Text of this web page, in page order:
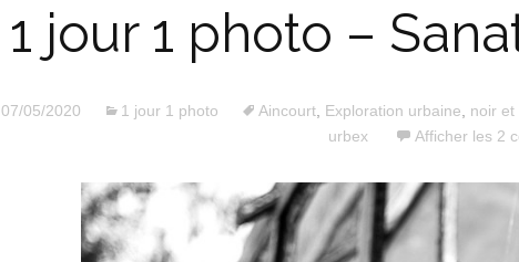
1 jour 1 photo –
07/05/2020 1 jour 1 photo Aincourt Exploration urbaine noir et
urbex
Afficher les 2